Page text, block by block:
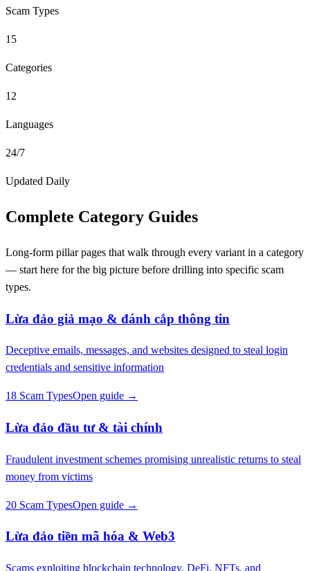
Scam Types
15
Categories
12
Languages
24/7
Updated Daily
Complete Category Guides
Long-form pillar pages that walk through every variant in a category
— start here for the big picture before drilling into specific scam
types.
Lừa đảo giả mạo & đánh cắp thông tin
Deceptive emails, messages, and websites designed to steal login
credentials and sensitive information
18 Scam TypesOpen guide →
Lừa đảo đầu tư & tài chính
Fraudulent investment schemes promising unrealistic returns to steal
money from victims
20 Scam TypesOpen guide →
Lừa đảo tiền mã hóa & Web3
Scams exploiting blockchain technology, DeFi, NFTs, and